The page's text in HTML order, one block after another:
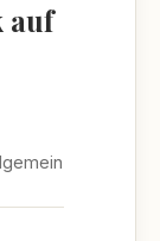
auf